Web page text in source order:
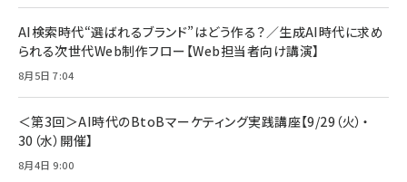
Amazonランキングをもっと見る
ケーブル Anker絡まないケーブル 240W 結束バン
ド付き USB PD対応 シリコン素材採用 iPhone
17 / 16 / 15 / Galaxy iPad Pro MacBook
Pro/Air 各種対応 (1.8m ミッドナイトブラック)
￥1,890
￥4,857
AI検索時代“選ばれるブランド”はどう作る？／生成AI時代に求め
られる次世代Web制作フロー【Web担当者向け講演】
8月5日 7:04
＜第3回＞AI時代のBtoBマーケティング実践講座【9/29（火）・
30（水）開催】
8月4日 9:00